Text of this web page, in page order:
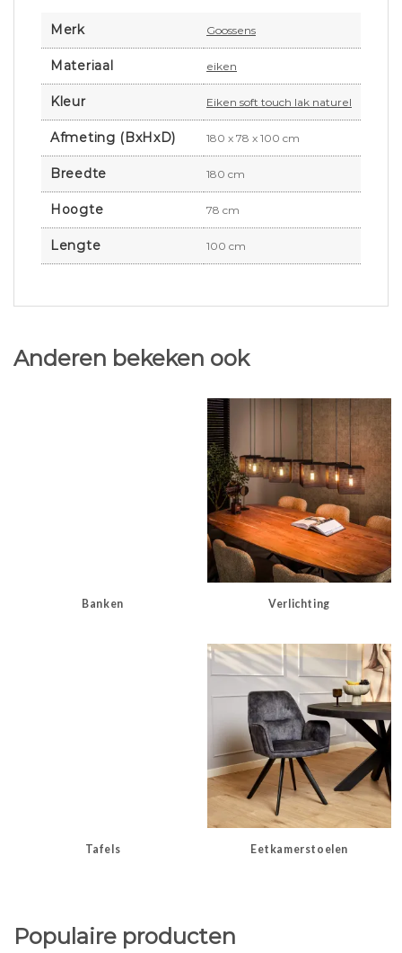
Merk Goossens
Materiaal eiken
Kleur Eiken soft touch lak naturel
Afmeting (BxHxD) 180 x 78 x 100 cm
Breedte 180 cm
Hoogte 78 cm
Lengte 100 cm
Anderen bekeken ook
Banken Verlichting
Tafels Eetkamerstoelen
Populaire producten